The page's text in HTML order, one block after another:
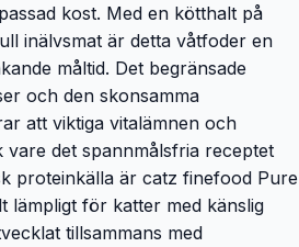
kost. Med en kötthalt på
inälvsmat är detta våtfoder en
måltid. Det begränsade
och den skonsamma
att viktiga vitalämnen och
det spannmålsfria receptet
proteinkälla är catz finefood Pure
lämpligt för katter med känslig
tillsammans med